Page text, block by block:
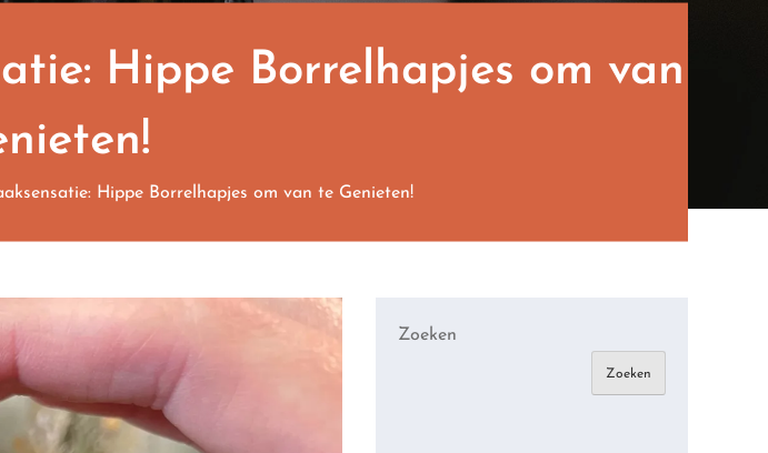
Hippe Borrelhapjes om van
Hippe Borrelhapjes om van te Genieten!
Zoeken
Zoeken